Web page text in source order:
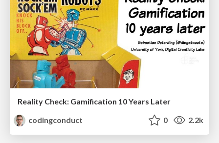
Reality Check: Gamification 10 Years Later
codingconduct
0 2.2k